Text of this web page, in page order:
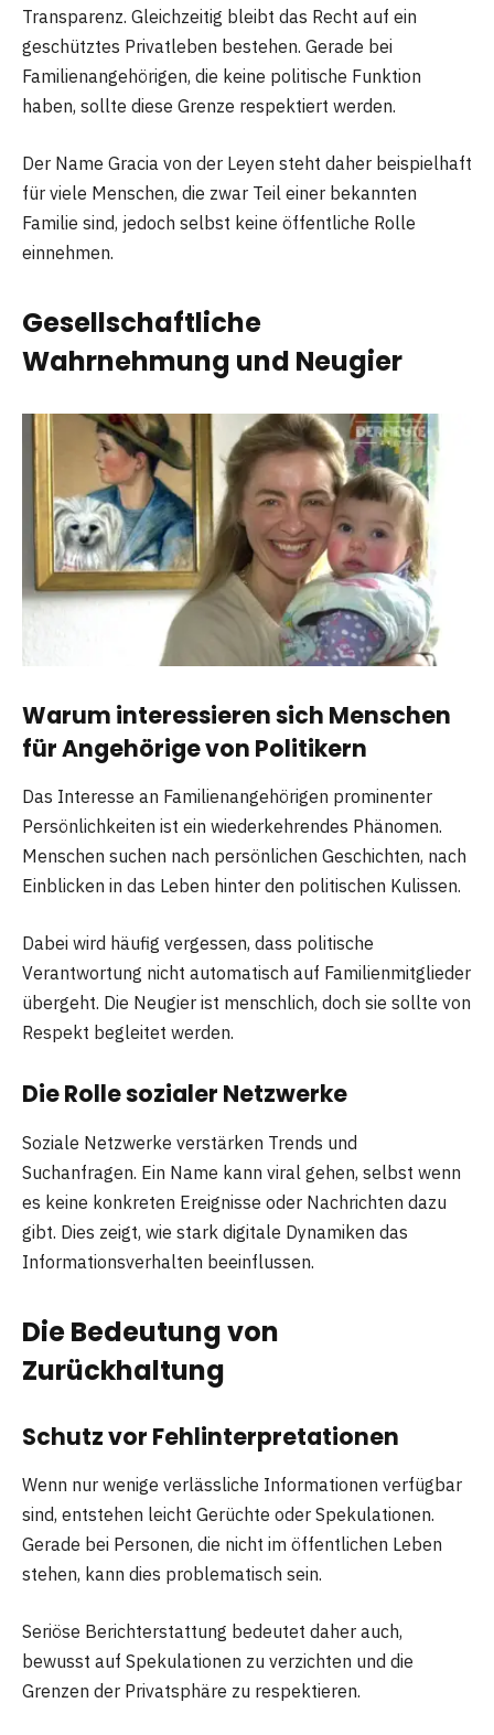
Transparenz. Gleichzeitig bleibt das Recht auf ein
geschütztes Privatleben bestehen. Gerade bei
Familienangehörigen, die keine politische Funktion
haben, sollte diese Grenze respektiert werden.
Der Name Gracia von der Leyen steht daher beispielhaft
für viele Menschen, die zwar Teil einer bekannten
Familie sind, jedoch selbst keine öffentliche Rolle
einnehmen.
Gesellschaftliche
Wahrnehmung und Neugier
Warum interessieren sich Menschen
für Angehörige von Politikern
Das Interesse an Familienangehörigen prominenter
Persönlichkeiten ist ein wiederkehrendes Phänomen.
Menschen suchen nach persönlichen Geschichten, nach
Einblicken in das Leben hinter den politischen Kulissen.
Dabei wird häufig vergessen, dass politische
Verantwortung nicht automatisch auf Familienmitglieder
übergeht. Die Neugier ist menschlich, doch sie sollte von
Respekt begleitet werden.
Die Rolle sozialer Netzwerke
Soziale Netzwerke verstärken Trends und
Suchanfragen. Ein Name kann viral gehen, selbst wenn
es keine konkreten Ereignisse oder Nachrichten dazu
gibt. Dies zeigt, wie stark digitale Dynamiken das
Informationsverhalten beeinflussen.
Die Bedeutung von
Zurückhaltung
Schutz vor Fehlinterpretationen
Wenn nur wenige verlässliche Informationen verfügbar
sind, entstehen leicht Gerüchte oder Spekulationen.
Gerade bei Personen, die nicht im öffentlichen Leben
stehen, kann dies problematisch sein.
Seriöse Berichterstattung bedeutet daher auch,
bewusst auf Spekulationen zu verzichten und die
Grenzen der Privatsphäre zu respektieren.